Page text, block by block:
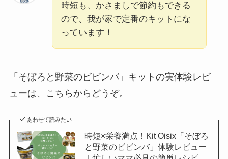
時短も、かさましで節約もできる
ので、我が家で定番のキットにな
っています！
「そぼろと野菜のビビンバ」キットの実体験レビ
ューは、こちらからどうぞ。
あわせて読みたい
時短×栄養満点！Kit Oisix「そぼろ
と野菜のビビンバ」体験レビュー